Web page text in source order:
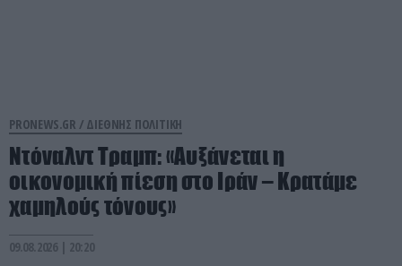
PRONEWS.GR / ΔΙΕΘΝΗΣ ΠΟΛΙΤΙΚΗ
Ντόναλντ Τραμπ: «Αυξάνεται η
οικονομική πίεση στο Ιράν – Κρατάμε
χαμηλούς τόνους»
09.08.2026 | 20:20